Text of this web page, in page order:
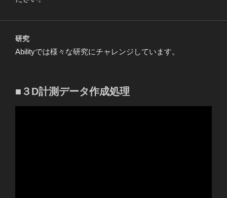
研究
Abilityでは様々な研究にチャレンジしています。
■３D計測データ作成処理